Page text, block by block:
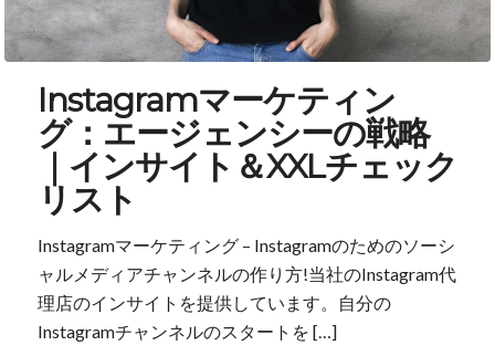
Instagramマーケティン
グ：エージェンシーの戦略
｜インサイト＆XXLチェック
リスト
Instagramマーケティング – Instagramのためのソーシ
ャルメディアチャンネルの作り方!当社のInstagram代
理店のインサイトを提供しています。自分の
Instagramチャンネルのスタートを […]